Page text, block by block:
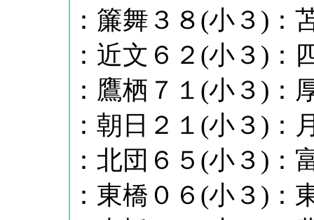
：簾舞３８(小３)：
：近文６２(小３)：
：鷹栖７１(小３)：
：朝日２１(小３)：
：北団６５(小３)：
：東橋０６(小３)：